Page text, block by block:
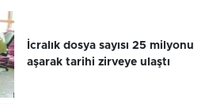
İcralık dosya sayısı 25 milyonu
aşarak tarihi zirveye ulaştı